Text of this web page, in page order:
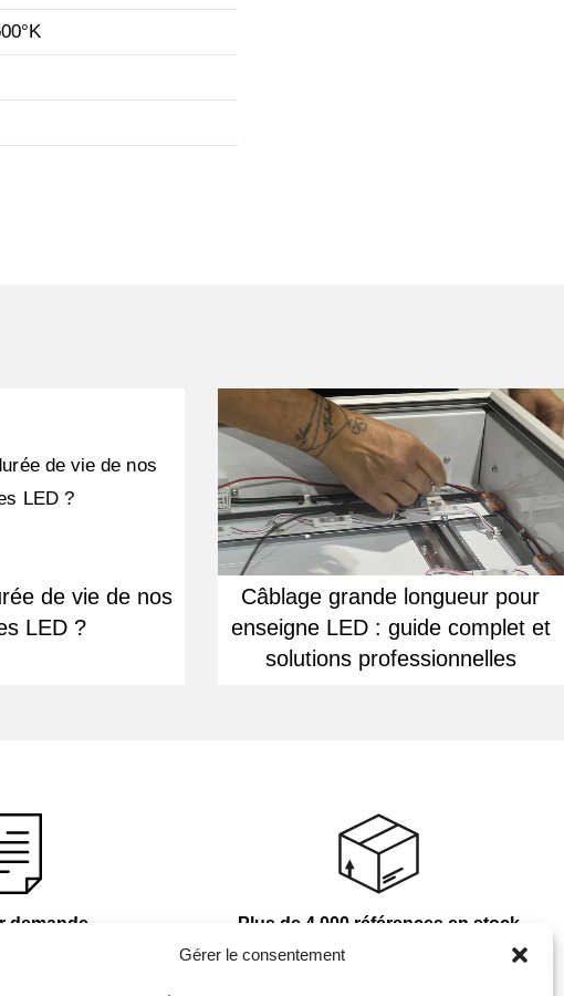
Gérer le consentement
de vie de nos
LED ?
Câblage grande longueur pour
enseigne LED : guide complet et
solutions professionnelles
demande Plus de 4 000 références en stock